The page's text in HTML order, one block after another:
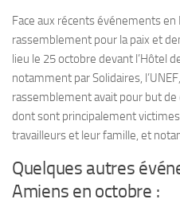
Face aux récents événements
rassemblement pour la paix et
lieu le 25 octobre devant l’Hôtel
notamment par Solidaires,
rassemblement avait pour but de
dont sont principalement
travailleurs et leur famille, et
Quelques autres
Amiens en octobre :